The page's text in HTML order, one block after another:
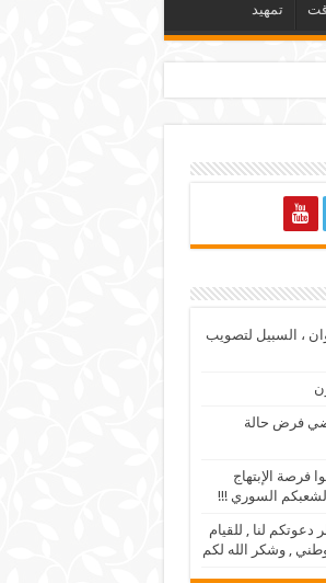
تمهيد
الثوريه لعام ٢٠١٩، بعنوان ، السبيل لتصويب
فرض حالة
فرصة الإبتهاج
لشعبكم السوري !!!
دعوتكم لنا , للقيام
, وشكر الله لكم